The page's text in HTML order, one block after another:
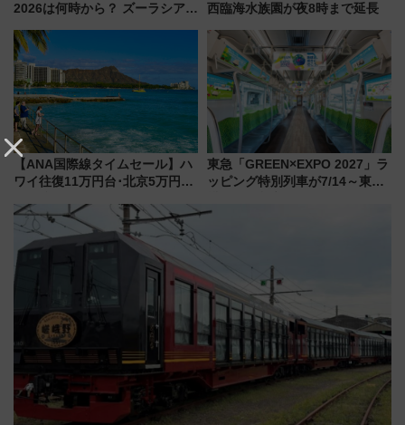
2026は何時から？ ズーラシア・
見どころ、限定イベントを徹底
解説！
西臨海水族園が夜8時まで延長
【ANA国際線タイムセール】ハ
ワイ往復11万円台･北京5万円台
来春のGW旅行まで狙える激ア
ツ路線まとめ（8/10まで）
東急「GREEN×EXPO 2027」ラ
ッピング特別列車が7/14～東
ー！ 注目の編成やデザインまと